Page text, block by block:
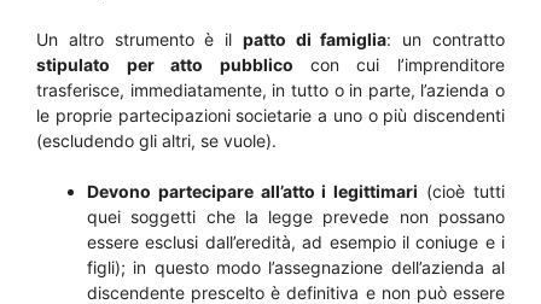
Un altro strumento è il patto di famiglia: un contratto
stipulato per atto pubblico con cui l’imprenditore
trasferisce, immediatamente, in tutto o in parte, l’azienda o
le proprie partecipazioni societarie a uno o più discendenti
(escludendo gli altri, se vuole).
Devono partecipare all’atto i legittimari (cioè tutti
quei soggetti che la legge prevede non possano
essere esclusi dall’eredità, ad esempio il coniuge e i
figli); in questo modo l’assegnazione dell’azienda al
discendente prescelto è definitiva e non può essere